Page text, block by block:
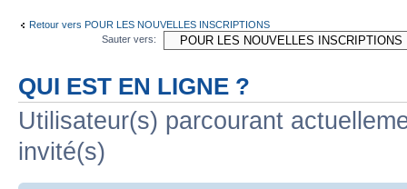
Retour vers POUR LES NOUVELLES INSCRIPTIONS
Sauter vers:
QUI EST EN LIGNE ?
Utilisateur(s) parcourant
invité(s)